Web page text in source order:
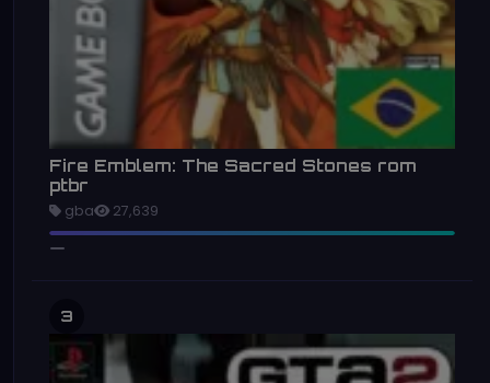
Fire Emblem: The Sacred Stones rom
ptbr
gba 27,639
3